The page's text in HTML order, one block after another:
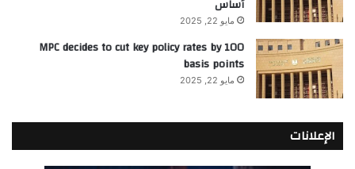
أساس
مايو 22, 2025
MPC decides to cut key policy rates by 100
basis points
مايو 22, 2025
الإعلانات